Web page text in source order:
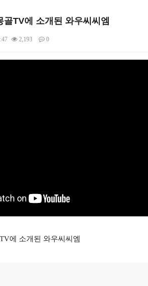
골TV에 소개된 와우씨씨엠
2,193 0
에 소개된 와우씨씨엠